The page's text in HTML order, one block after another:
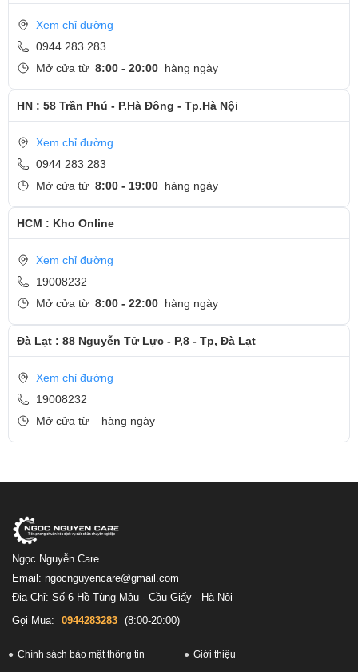
Xem chỉ đường
0944 283 283
Mở cửa từ 8:00 - 20:00 hàng ngày
HN : 58 Trần Phú - P.Hà Đông - Tp.Hà Nội
Xem chỉ đường
0944 283 283
Mở cửa từ 8:00 - 19:00 hàng ngày
HCM : Kho Online
Xem chỉ đường
19008232
Mở cửa từ 8:00 - 22:00 hàng ngày
Đà Lạt : 88 Nguyễn Tử Lực - P,8 - Tp, Đà Lạt
Xem chỉ đường
19008232
Mở cửa từ
hàng ngày
Ngọc Nguyễn Care
Email: ngocnguyencare@gmail.com
Địa Chỉ: Số 6 Hồ Tùng Mậu - Cầu Giấy - Hà Nội
Gọi Mua:
0944283283 (8:00-20:00)
Chính sách bảo mật thông tin Giới thiệu